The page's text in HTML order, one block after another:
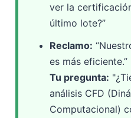
ver la
último lote?”
Reclamo:
es más eficiente.”
Tu pregunta:
análisis CFD
Computacional)